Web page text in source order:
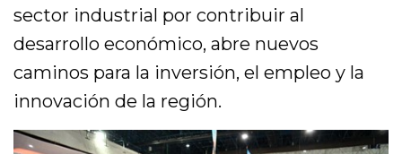
sector industrial por contribuir al
desarrollo económico, abre nuevos
caminos para la inversión, el empleo y la
innovación de la región.